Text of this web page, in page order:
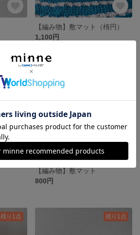
【編み物】敷マット（楕円）
1,100円
【編み物】敷マット
800円
残り1点 残り1点